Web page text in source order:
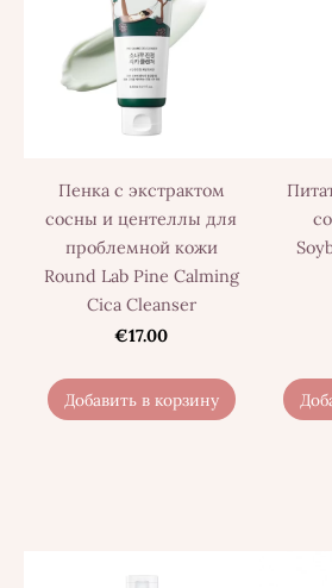
Пенка с экстрактом
сосны и центеллы для
проблемной кожи
Round Lab Pine Calming
Cica Cleanser
€17.00
Добавить в корзину